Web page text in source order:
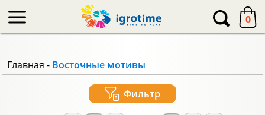
0
Главная - Восточные мотивы
Фильтр